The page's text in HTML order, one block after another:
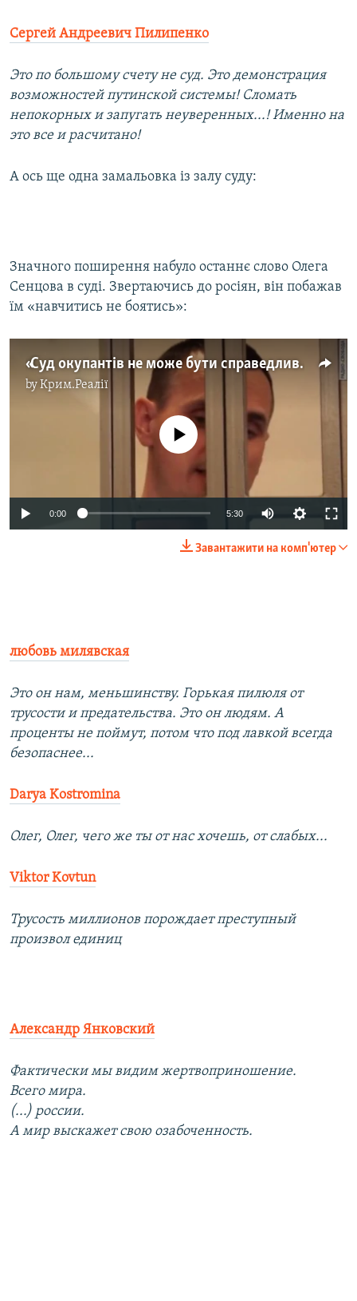
Сергей Андреевич Пилипенко
Это по большому счету не суд. Это демонстрация
возможностей путинской системы! Сломать
непокорных и запугать неуверенных...! Именно на
это все и расчитано!
А ось ще одна замальовка із залу суду:
Значного поширення набуло останнє слово Олега
Сенцова в суді. Звертаючись до росіян, він побажав
їм «навчитись не боятись»:
«Суд окупантів не може бути справедливим», – Олег Сенцов
byКрим.Реалії
No media source currently available
0:00 5:30
Завантажити на комп'ютер
любовь милявская
Это он нам, меньшинству. Горькая пилюля от
трусости и предательства. Это он людям. А
проценты не поймут, потом что под лавкой всегда
безопаснее...
Darya Kostromina
Олег, Олег, чего же ты от нас хочешь, от слабых...
Viktor Kovtun
Трусость миллионов порождает преступный
произвол единиц
Александр Янковский
Фактически мы видим жертвоприношение.
Всего мира.
(...) россии.
А мир выскажет свою озабоченность.